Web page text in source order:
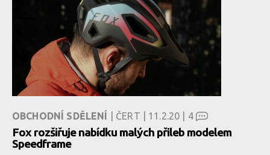
OBCHODNÍ SDĚLENÍ | ČERT | 11.2.20 | 4
Fox rozšiřuje nabídku malých přileb modelem
Speedframe